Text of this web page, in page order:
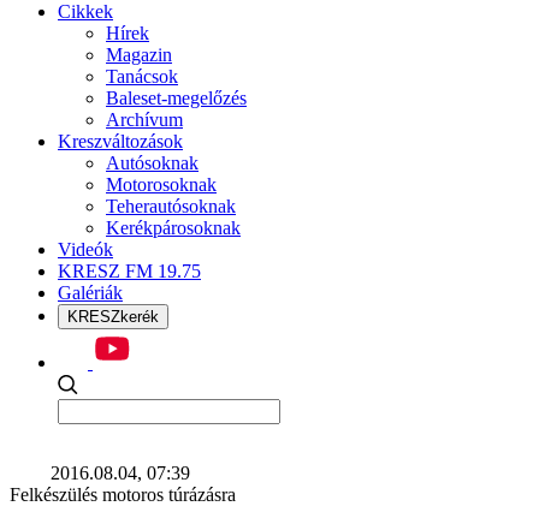
Cikkek
Hírek
Magazin
Tanácsok
Baleset-megelőzés
Archívum
Kreszváltozások
Autósoknak
Motorosoknak
Teherautósoknak
Kerékpárosoknak
Videók
KRESZ FM 19.75
Galériák
KRESZkerék
2016.08.04, 07:39
Felkészülés motoros túrázásra